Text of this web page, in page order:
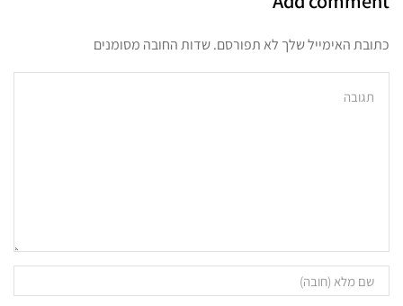
כתובת האימייל שלך לא תפורסם. שדות החובה מסומנים